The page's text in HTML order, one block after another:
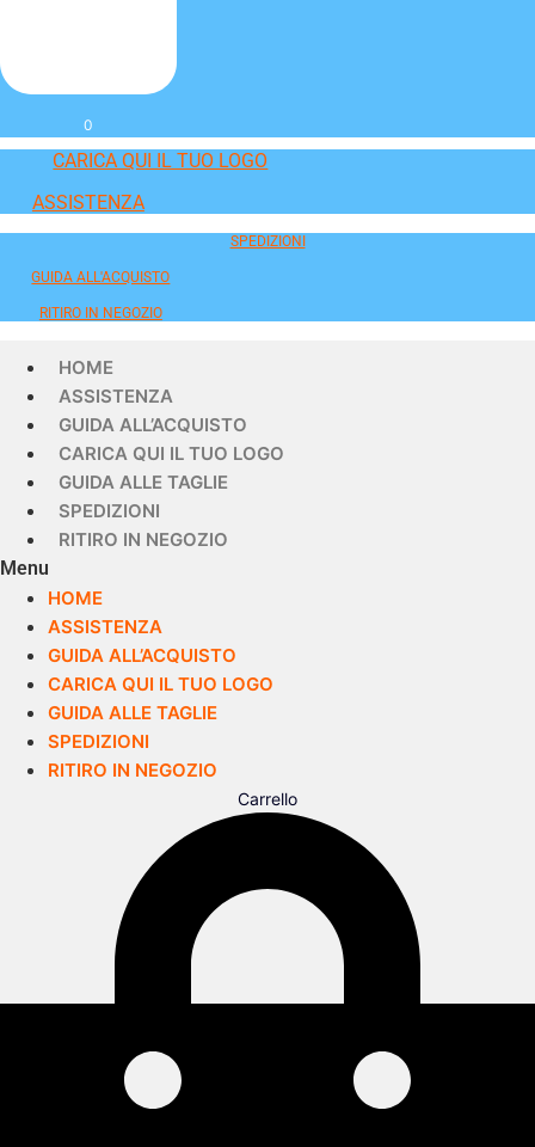
0
CARICA QUI IL TUO LOGO
ASSISTENZA
SPEDIZIONI
GUIDA ALL'ACQUISTO
RITIRO IN NEGOZIO
HOME
ASSISTENZA
GUIDA ALL’ACQUISTO
CARICA QUI IL TUO LOGO
GUIDA ALLE TAGLIE
SPEDIZIONI
RITIRO IN NEGOZIO
Menu
HOME
ASSISTENZA
GUIDA ALL’ACQUISTO
CARICA QUI IL TUO LOGO
GUIDA ALLE TAGLIE
SPEDIZIONI
RITIRO IN NEGOZIO
Carrello